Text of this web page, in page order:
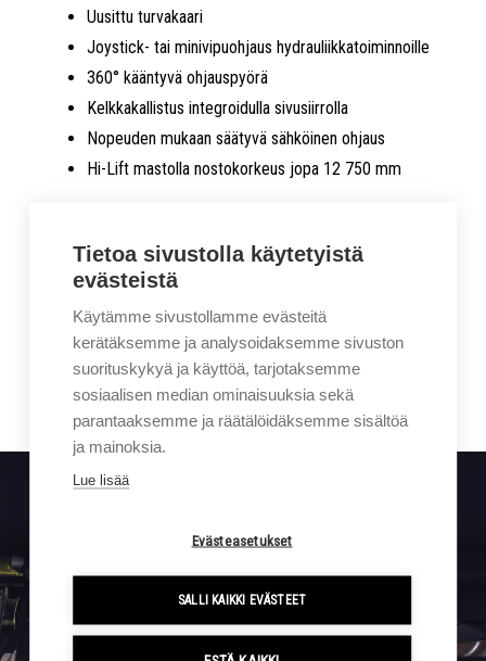
Uusittu turvakaari
Joystick- tai minivipuohjaus hydrauliikkatoiminnoille
360° kääntyvä ohjauspyörä
Kelkkakallistus integroidulla sivusiirrolla
Nopeuden mukaan säätyvä sähköinen ohjaus
Hi-Lift mastolla nostokorkeus jopa 12 750 mm
Yhteydenottopyyntö
Sigmalla tapahtuu. Tilaa kampanjat ja uutiset suoraan
Tietoa sivustolla käytetyistä
evästeistä
Käytämme sivustollamme evästeitä
kerätäksemme ja analysoidaksemme sivuston
suorituskykyä ja käyttöä, tarjotaksemme
sosiaalisen median ominaisuuksia sekä
parantaaksemme ja räätälöidäksemme sisältöä
ja mainoksia.
Lue lisää
Evästeasetukset
SALLI KAIKKI EVÄSTEET